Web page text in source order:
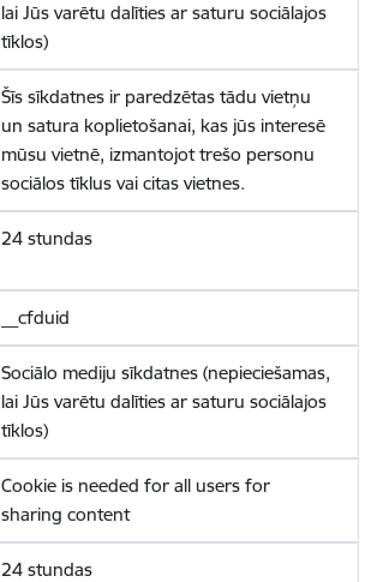
lai Jūs varētu dalīties ar saturu sociālajos
tīklos)
Šīs sīkdatnes ir paredzētas tādu vietņu
un satura koplietošanai, kas jūs interesē
mūsu vietnē, izmantojot trešo personu
sociālos tīklus vai citas vietnes.
24 stundas
__cfduid
Sociālo mediju sīkdatnes (nepieciešamas,
lai Jūs varētu dalīties ar saturu sociālajos
tīklos)
Cookie is needed for all users for
sharing content
24 stundas